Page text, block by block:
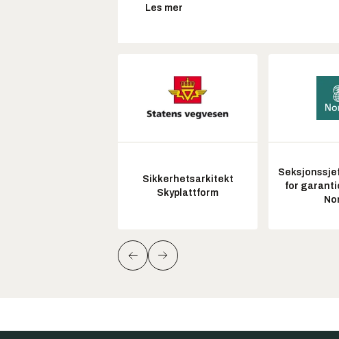
Les mer
Sikkerhetsarkitekt
Skyplattform
for